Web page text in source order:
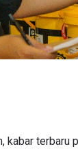
kabar